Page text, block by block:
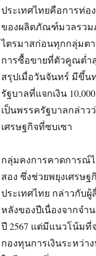
ประเทศไทยคือการท่อ
ของผลิตภัณฑ์มวลรวมภ
ไตรมาสก่อนทุกกลุ่มต
การซื้อขายที่ตัวคูณต่ำสุ
สรุปเมื่อวันจันทร์ มีขึ้น
รัฐบาลที่แจกเงิน
เป็นพรรครัฐบาลกล่าว
เศรษฐกิจที่ซบเซา
กลุ่มคงการคาดการณ์
สอง ซึ่งช่วยพยุงเศรษ
ประเทศไทย กล่าวกับผู้
หลังของปีเนื่องจากจำ
ปี 2567 แต่มีแนวโน้มที่
กองทุนการเงินระหว่า